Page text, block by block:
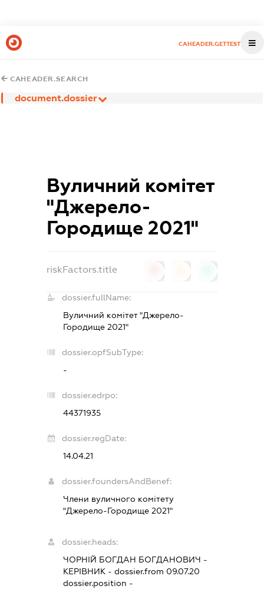
CAHEADER.GETTEST
CAHEADER.SEARCH
document.dossier
Вуличний комітет
"Джерело-
Городище 2021"
riskFactors.title
dossier.fullName:
Вуличний комітет "Джерело-
Городище 2021"
dossier.opfSubType:
-
dossier.edrpo:
44371935
dossier.regDate:
14.04.21
dossier.foundersAndBenef:
Члени вуличного комітету
"Джерело-Городище 2021"
dossier.heads:
ЧОРНІЙ БОГДАН БОГДАНОВИЧ -
КЕРІВНИК - dossier.from 09.07.20
dossier.position -